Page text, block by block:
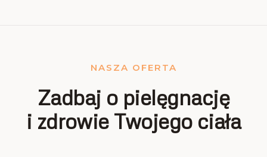
Zadbaj o pielęgnację
i zdrowie Twojego ciała
NASZA OFERTA